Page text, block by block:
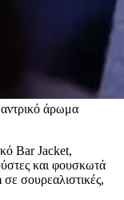
άρωμα
Bar Jacket,
και φουσκωτά
σουρεαλιστικές,